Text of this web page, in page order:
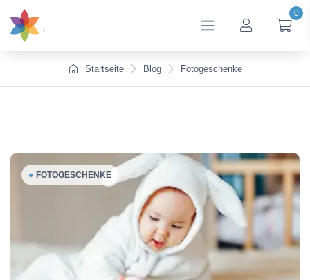
0
Startseite Blog Fotogeschenke
● FOTOGESCHENKE